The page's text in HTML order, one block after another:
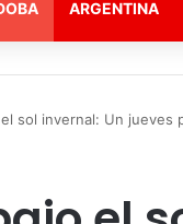
ARGENTINA
sol invernal: Un jueves